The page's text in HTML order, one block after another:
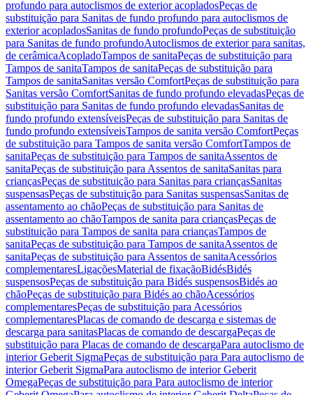
profundo para autoclismos de exterior acopladosPeças de
substituição para Sanitas de fundo profundo para autoclismos de
exterior acopladosSanitas de fundo profundoPeças de substituição
para Sanitas de fundo profundoAutoclismos de exterior para sanitas,
de cerâmicaAcopladoTampos de sanitaPeças de substituição para
Tampos de sanitaTampos de sanitaPeças de substituição para
Tampos de sanitaSanitas versão ComfortPeças de substituição para
Sanitas versão ComfortSanitas de fundo profundo elevadasPeças de
substituição para Sanitas de fundo profundo elevadasSanitas de
fundo profundo extensíveisPeças de substituição para Sanitas de
fundo profundo extensíveisTampos de sanita versão ComfortPeças
de substituição para Tampos de sanita versão ComfortTampos de
sanitaPeças de substituição para Tampos de sanitaAssentos de
sanitaPeças de substituição para Assentos de sanitaSanitas para
criançasPeças de substituição para Sanitas para criançasSanitas
suspensasPeças de substituição para Sanitas suspensasSanitas de
assentamento ao chãoPeças de substituição para Sanitas de
assentamento ao chãoTampos de sanita para criançasPeças de
substituição para Tampos de sanita para criançasTampos de
sanitaPeças de substituição para Tampos de sanitaAssentos de
sanitaPeças de substituição para Assentos de sanitaAcessórios
complementaresLigaçõesMaterial de fixaçãoBidésBidés
suspensosPeças de substituição para Bidés suspensosBidés ao
chãoPeças de substituição para Bidés ao chãoAcessórios
complementaresPeças de substituição para Acessórios
complementaresPlacas de comando de descarga e sistemas de
descarga para sanitasPlacas de comando de descargaPeças de
substituição para Placas de comando de descargaPara autoclismo de
interior Geberit SigmaPeças de substituição para Para autoclismo de
interior Geberit SigmaPara autoclismo de interior Geberit
OmegaPeças de substituição para Para autoclismo de interior